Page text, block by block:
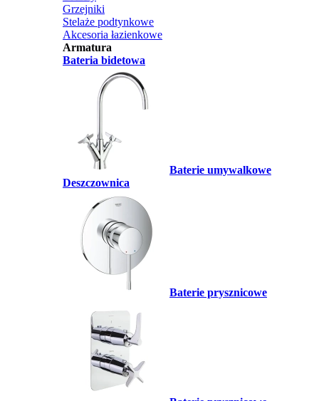
Grzejniki
Stelaże podtynkowe
Akcesoria łazienkowe
Armatura
Bateria bidetowa
Baterie umywalkowe
Deszczownica
Baterie prysznicowe